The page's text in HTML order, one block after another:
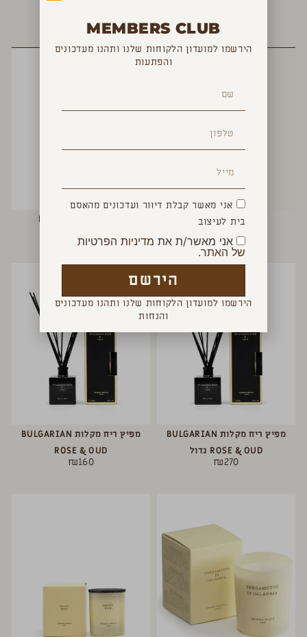
YOU MAY ALSO LIKE
מפיץ ריח מקלות BULGARIAN
ROSE & OUD גדול
₪270
מפיץ ריח מקלות BULGARIAN
ROSE & OUD
₪160
MEMBERS CLUB
הירשמו למועדון הלקוחות שלנו ותהנו מעדכונים
והפתעות
אני מאשר קבלת דיוור ועדכונים מהאסם
בית לעיצוב
אני מאשר/ת את מדיניות הפרטיות
של האתר.
הירשם
הירשמו למועדון הלקוחות שלנו ותהנו מעדכונים
והנחות